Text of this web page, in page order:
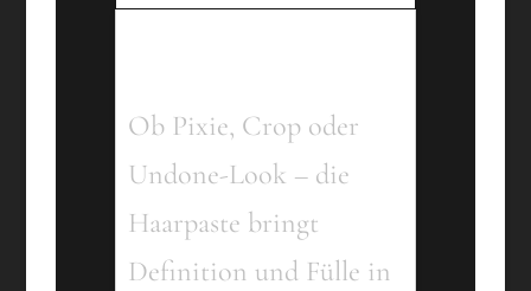
Ob Pixie, Crop oder
Undone-Look – die
Haarpaste bringt
Definition und Fülle in